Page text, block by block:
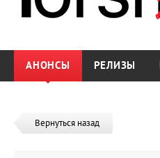
АНОНСЫ РЕЛИЗЫ
Вернуться назад